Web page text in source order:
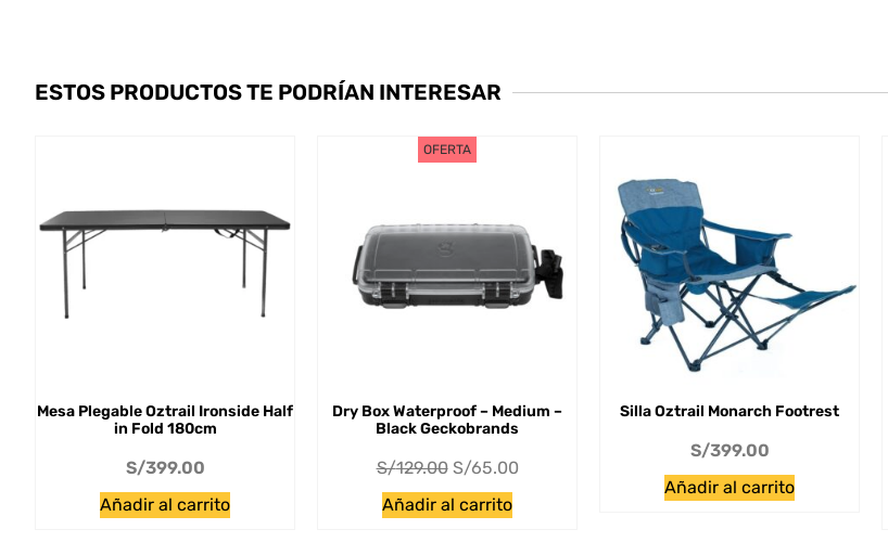
ESTOS PRODUCTOS TE PODRÍAN INTERESAR
Mesa Plegable Oztrail Ironside Half
in Fold 180cm
S/399.00
Añadir al carrito
OFERTA
Dry Box Waterproof – Medium –
Black Geckobrands
S/129.00 S/65.00
Añadir al carrito
Silla Oztrail Monarch Footrest
S/399.00
Añadir al carrito